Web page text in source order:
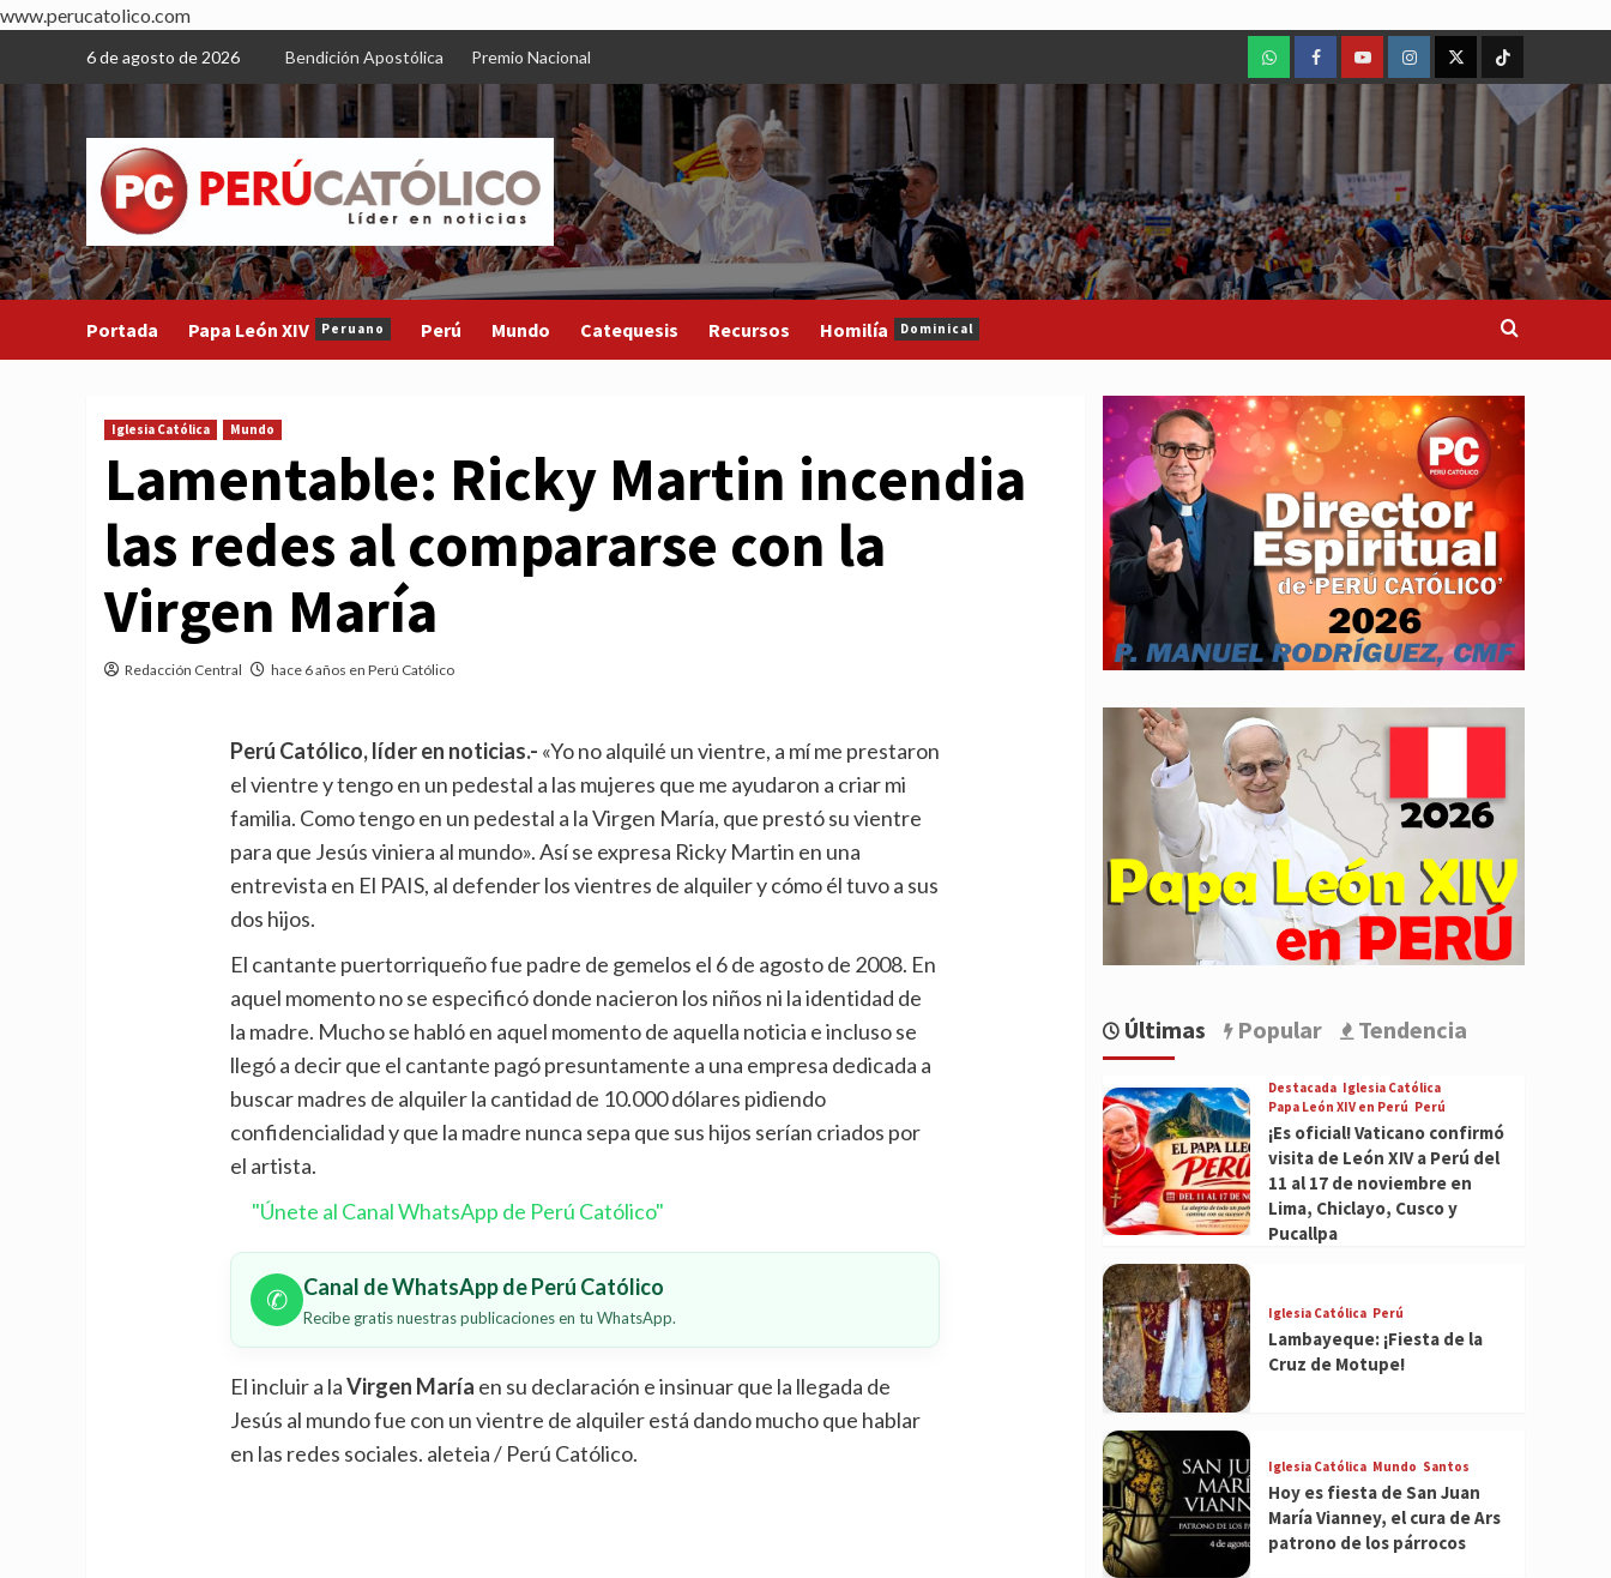
www.perucatolico.com
content
6 de agosto de 2026 Bendición Apostólica Premio Nacional
WhatsAppFacebookYoutubeInstagram
X TikTok
Portada Papa León XIV Peruano Perú Mundo Catequesis Recursos Homilía Dominical
Iglesia Católica Mundo
Lamentable: Ricky Martin incendia
las redes al compararse con la
Virgen María
Redacción Central hace 6 años en Perú Católico
Perú Católico, líder en noticias.- «Yo no alquilé un vientre, a mí me prestaron
el vientre y tengo en un pedestal a las mujeres que me ayudaron a criar mi
familia. Como tengo en un pedestal a la Virgen María, que prestó su vientre
para que Jesús viniera al mundo». Así se expresa Ricky Martin en una
entrevista en El PAIS, al defender los vientres de alquiler y cómo él tuvo a sus
dos hijos.
El cantante puertorriqueño fue padre de gemelos el 6 de agosto de 2008. En
aquel momento no se especificó donde nacieron los niños ni la identidad de
la madre. Mucho se habló en aquel momento de aquella noticia e incluso se
llegó a decir que el cantante pagó presuntamente a una empresa dedicada a
buscar madres de alquiler la cantidad de 10.000 dólares pidiendo
confidencialidad y que la madre nunca sepa que sus hijos serían criados por
el artista.
"Únete al Canal WhatsApp de Perú Católico"
✆ Canal de WhatsApp de Perú Católico
Recibe gratis nuestras publicaciones en tu WhatsApp.
El incluir a laVirgen María en su declaración e insinuar que la llegada de
Jesús al mundo fue con un vientre de alquiler está dando mucho que hablar
en las redes sociales. aleteia / Perú Católico.
Últimas Popular Tendencia
Destacada Iglesia Católica
Papa León XIV en Perú Perú
¡Es oficial! Vaticano confirmó
visita de León XIV a Perú del
11 al 17 de noviembre en
Lima, Chiclayo, Cusco y
Pucallpa
Iglesia Católica Perú
Lambayeque: ¡Fiesta de la
Cruz de Motupe!
Iglesia Católica Mundo Santos
Hoy es fiesta de San Juan
María Vianney, el cura de Ars
patrono de los párrocos